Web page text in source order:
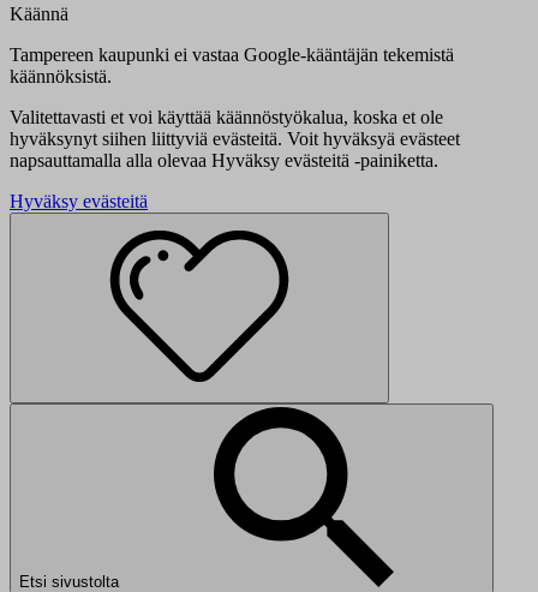
Käännä
Tampereen kaupunki ei vastaa Google-kääntäjän tekemistä
käännöksistä.
Valitettavasti et voi käyttää käännöstyökalua, koska et ole
hyväksynyt siihen liittyviä evästeitä. Voit hyväksyä evästeet
napsauttamalla alla olevaa Hyväksy evästeitä -painiketta.
Hyväksy evästeitä
Etsi sivustolta